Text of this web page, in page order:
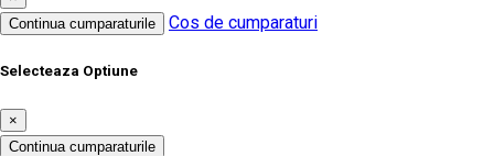
Continua cumparaturile
Cos de cumparaturi
Selecteaza Optiune
×
Continua cumparaturile